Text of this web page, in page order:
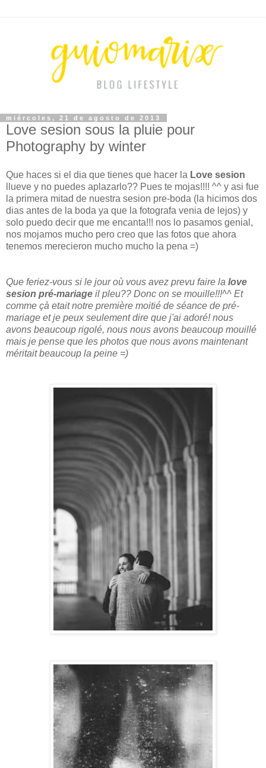
miércoles, 21 de agosto de 2013
Love sesion sous la pluie pour
Photography by winter
Que haces si el dia que tienes que hacer la Love sesion
llueve y no puedes aplazarlo?? Pues te mojas!!!! ^^ y asi fue
la primera mitad de nuestra sesion pre-boda (la hicimos dos
dias antes de la boda ya que la fotografa venia de lejos) y
solo puedo decir que me encanta!!! nos lo pasamos genial,
nos mojamos mucho pero creo que las fotos que ahora
tenemos merecieron mucho mucho la pena =)
Que feriez-vous si le jour où vous avez prevu faire la love
sesion pré-mariage il pleu?? Donc on se mouille!!!^^ Et
comme çà etait notre première moitié de séance de pré-
mariage et je peux seulement dire que j'ai adoré! nous
avons beaucoup rigolé, nous nous avons beaucoup mouillé
mais je pense que les photos que nous avons maintenant
méritait beaucoup la peine =)